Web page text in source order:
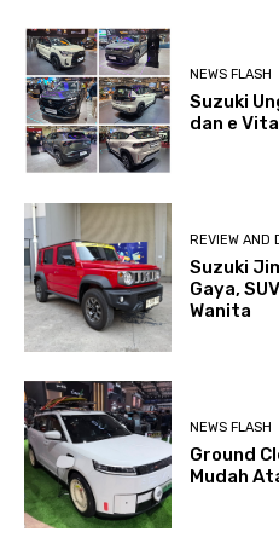
NEWS FLASH
Suzuki
dan e
REVIEW AND
Suzuki
Gaya,
Wanita
NEWS FLASH
Ground
Mudah